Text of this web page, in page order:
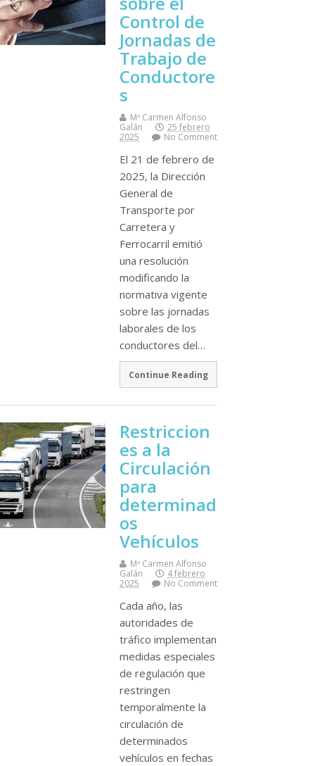
Control de
Jornadas de
Trabajo de
Conductore
s
Mª Carmen Alfonso
Galán
25 febrero
2025
No Comment
El 21 de febrero de
2025, la Dirección
General de
Transporte por
Carretera y
Ferrocarril emitió
una resolución
modificando la
normativa vigente
sobre las jornadas
laborales de los
conductores del…
Continue Reading
Restriccion
es a la
Circulación
para
determinad
os
Vehículos
Mª Carmen Alfonso
Galán
4 febrero
2025
No Comment
Cada año, las
autoridades de
tráfico implementan
medidas especiales
de regulación que
restringen
temporalmente la
circulación de
determinados
vehículos en fechas